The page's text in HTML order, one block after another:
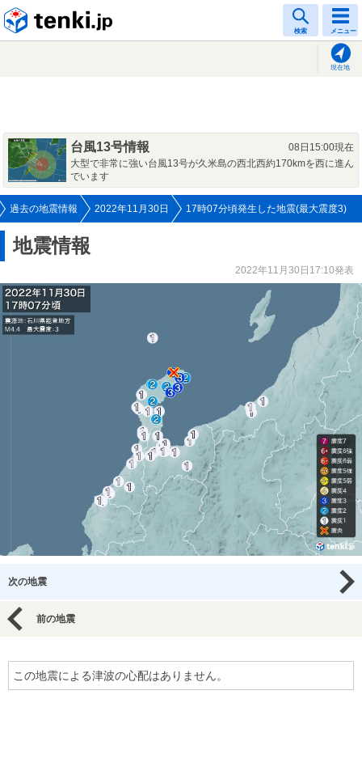
検索 メニュー
現在地
台風13号情報
08日15:00現在
大型で非常に強い台風13号が久米島の西北西約170kmを西に進ん
でいます
過去の地震情報 2022年11月30日 17時07分頃発生した地震(最大震度3)
地震情報
2022年11月30日17:10発表
次の地震
前の地震
この地震による津波の心配はありません。